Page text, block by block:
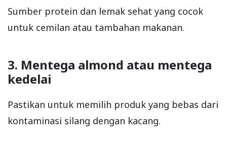
Sumber protein dan lemak sehat yang cocok
untuk cemilan atau tambahan makanan.
3. Mentega almond atau mentega
kedelai
Pastikan untuk memilih produk yang bebas dari
kontaminasi silang dengan kacang.